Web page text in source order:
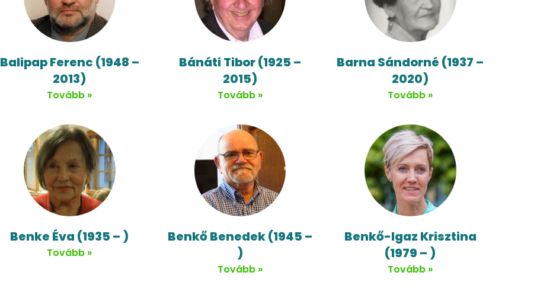
Balipap Ferenc (1948 –
2013)
Tovább »
Bánáti Tibor (1925 –
2015)
Tovább »
Barna Sándorné (1937 –
2020)
Tovább »
Benke Éva (1935 – )
Tovább »
Benkő Benedek (1945 –
)
Tovább »
Benkő-Igaz Krisztina
(1979 – )
Tovább »